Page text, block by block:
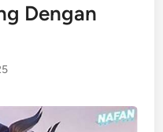
Dengan